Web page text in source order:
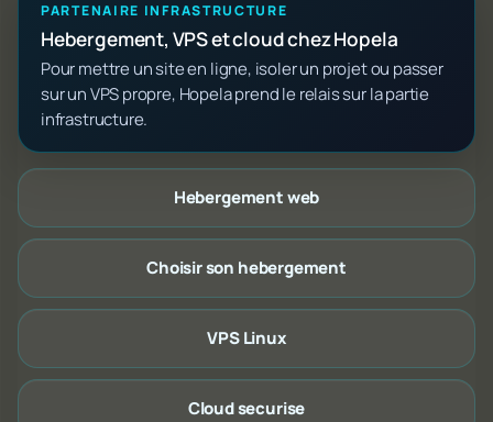
PARTENAIRE INFRASTRUCTURE
Hebergement, VPS et cloud chez Hopela
Pour mettre un site en ligne, isoler un projet ou passer
sur un VPS propre, Hopela prend le relais sur la partie
infrastructure.
Hebergement web
Choisir son hebergement
VPS Linux
Cloud securise